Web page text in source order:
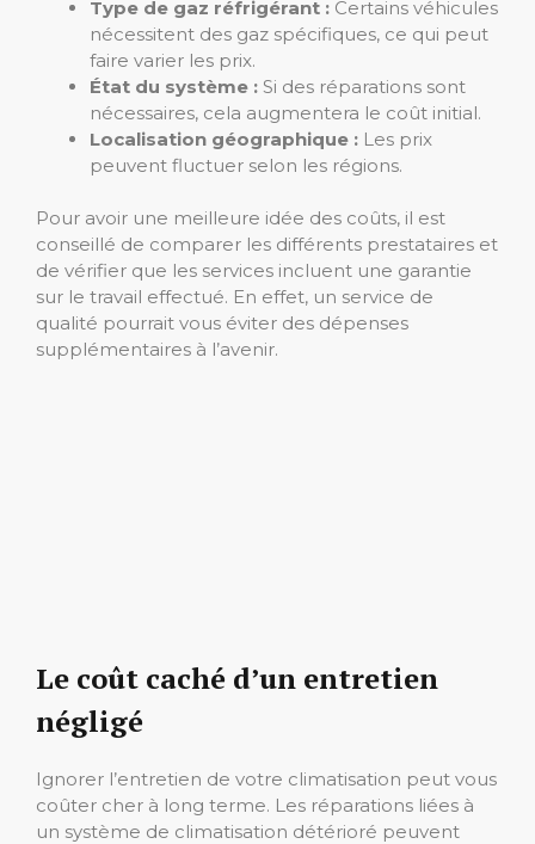
Type de gaz réfrigérant : Certains véhicules
nécessitent des gaz spécifiques, ce qui peut
faire varier les prix.
État du système : Si des réparations sont
nécessaires, cela augmentera le coût initial.
Localisation géographique : Les prix
peuvent fluctuer selon les régions.
Pour avoir une meilleure idée des coûts, il est
conseillé de comparer les différents prestataires et
de vérifier que les services incluent une garantie
sur le travail effectué. En effet, un service de
qualité pourrait vous éviter des dépenses
supplémentaires à l’avenir.
Le coût caché d’un entretien
négligé
Ignorer l’entretien de votre climatisation peut vous
coûter cher à long terme. Les réparations liées à
un système de climatisation détérioré peuvent